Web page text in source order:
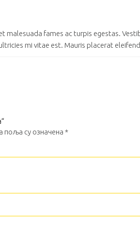
malesuada fames ac turpis egestas.
mi vitae est. Mauris placerat
поља су означена *